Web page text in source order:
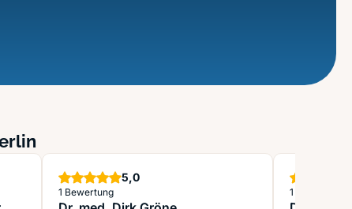
5,0Sterne
1 Bewertung 1 Bewertung